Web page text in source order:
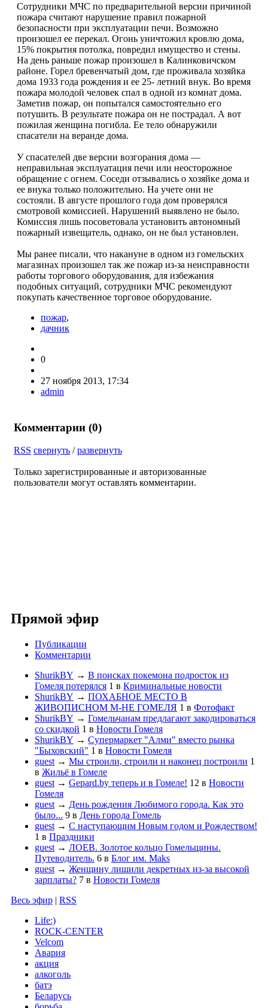
Сотрудники МЧС по предварительной версии причиной
пожара считают нарушение правил пожарной
безопасности при эксплуатации печи. Возможно
произошел ее перекал. Огонь уничтожил кровлю дома,
15% покрытия потолка, повредил имущество и стены.
На день раньше пожар произошел в Калинковичском
районе. Горел бревенчатый дом, где проживала хозяйка
дома 1933 года рождения и ее 25- летний внук. Во время
пожара молодой человек спал в одной из комнат дома.
Заметив пожар, он попытался самостоятельно его
потушить. В результате пожара он не пострадал. А вот
пожилая женщина погибла. Ее тело обнаружили
спасатели на веранде дома.
У спасателей две версии возгорания дома —
неправильная эксплуатация печи или неосторожное
обращение с огнем. Соседи отзывались о хозяйке дома и
ее внука только положительно. На учете они не
состояли. В августе прошлого года дом проверялся
смотровой комиссией. Нарушений выявлено не было.
Комиссия лишь посоветовала установить автономный
пожарный извещатель, однако, он не был установлен.
Мы ранее писали, что накануне в одном из гомельских
магазинах произошел так же пожар из-за неисправности
работы торгового оборудования, для избежания
подобных ситуаций, сотрудники МЧС рекомендуют
покупать качественное торговое оборудование.
пожар,
дачник
0
27 ноября 2013, 17:34
admin
Комментарии (0)
RSS свернуть /развернуть
Только зарегистрированные и авторизованные
пользователи могут оставлять комментарии.
Прямой эфир
Публикации
Комментарии
ShurikBY → В поисках покемона подросток из
Гомеля потерялся 1 в Криминальные новости
ShurikBY → ПОХАБНОЕ МЕСТО В
ЖИВОПИСНОМ М-НЕ ГОМЕЛЯ 1 в Фотофакт
ShurikBY → Гомельчанам предлагают закодироваться
со скидкой 1 в Новости Гомеля
ShurikBY → Супермаркет "Алми" вместо рынка
"Быховский" 1 в Новости Гомеля
guest → Мы строили, строили и наконец построили 1
в Жильё в Гомеле
guest → Gepard.by теперь и в Гомеле! 12 в Новости
Гомеля
guest → День рождения Любимого города. Как это
было... 9 в День города Гомель
guest → С наступающим Новым годом и Рождеством!
1 в Праздники
guest → ЛОЕВ. Золотое кольцо Гомельщины.
Путеводитель. 6 в Блог им. Maks
guest → Женщину лишили декретных из-за высокой
зарплаты? 7 в Новости Гомеля
Весь эфир | RSS
Life:)
ROCK-CENTER
Velcom
Авария
акция
алкоголь
батэ
Беларусь